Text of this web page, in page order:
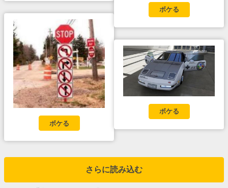
ボケる
ボケる
ボケる
さらに読み込む